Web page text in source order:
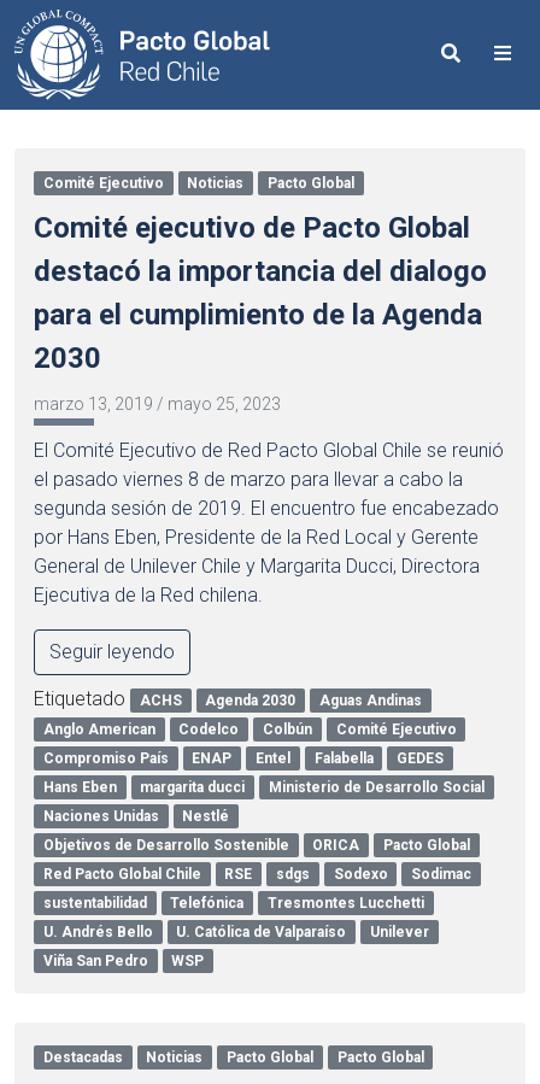
Search
Comité Ejecutivo Noticias Pacto Global
Comité ejecutivo de Pacto Global
destacó la importancia del dialogo
para el cumplimiento de la Agenda
2030
marzo 13, 2019 / mayo 25, 2023
El Comité Ejecutivo de Red Pacto Global Chile se reunió
el pasado viernes 8 de marzo para llevar a cabo la
segunda sesión de 2019. El encuentro fue encabezado
por Hans Eben, Presidente de la Red Local y Gerente
General de Unilever Chile y Margarita Ducci, Directora
Ejecutiva de la Red chilena.
Seguir leyendo
Etiquetado ACHS Agenda 2030
Aguas Andinas
Anglo American
Codelco Colbún
Comité Ejecutivo
Compromiso País
ENAP Entel Falabella
GEDES
Hans Eben
margarita ducci
Ministerio de Desarrollo Social
Naciones Unidas
Nestlé
Objetivos de Desarrollo Sostenible
ORICA
Pacto Global
Red Pacto Global Chile
RSE sdgs Sodexo
Sodimac
sustentabilidad
Telefónica
Tresmontes Lucchetti
U. Andrés Bello
U. Católica de Valparaíso
Unilever
Viña San Pedro
WSP
Destacadas Noticias Pacto Global Pacto Global